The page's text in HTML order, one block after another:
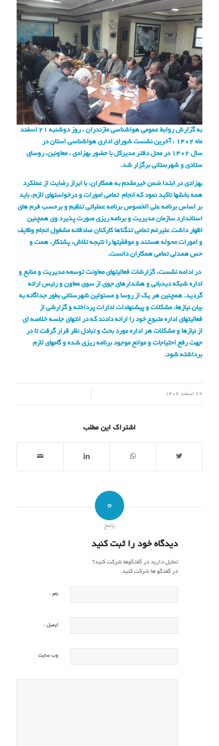
به گزارش روابط عمومی هواشناسی مازندران ، روز دوشنبه 21 اسفند
ماه ۱۴۰۲ ، آخرین نشست شورای اداری هواشناسی استان در
سال ۱۴۰۲ در محل دفتر مدیرکل با حضوربهزادی ، معاونین، روسای
ستادی و شهرستانی برگزار شد.
بهزادیدر ابتدا ضمن خیرمقدم به همکاران، با ابراز رضایت از عملکرد
همه بخشها تاکید نمود که انجام تمامی امورات و درخواستهای لازم، باید
بر اساس برنامه علی الخصوص برنامه عملیاتی تنظیم و برحسب فرم های
استاندارد سازمان مدیریت و برنامه ریزی صورت پذیرد وی همچنین
اظهار داشت علیرغم تمامی تنگناها کارکنان صادقانه مشغول انجام وظایف
و امورات محوله هستند و موفقیتها را نتیجه تلاش، پشتکار، همت و
حس همدلی تمامی همکاران دانست.
در ادامه نشست، گزارشات فعالیتهای معاونت توسعه مدیریت و منابع و
اداره شبکه دیدبانی و هشدارهای جوی از سوی معاون و رئیس ارائه
گردید. همچنین هر یک از روسا و مسئولین شهرستانی بطور جداگانه به
بیان نیازها، مشکلات و پیشنهادات ادارات پرداخته و گزارشی از
فعالیتهای اداره متبوع خود را ارائه دادند که در انتهای جلسه خلاصه ای
از نیازها و مشکلات هر اداره مورد بحث و تبادل نظر قرار گرفت تا در
جهت رفع احتیاجات و موانع موجود برنامه ریزی شده و گامهای لازم
برداشته شود.
22 اسفند 1402
اشتراک این مطلب
0
پاسخ
دیدگاه خود را ثبت کنید
تمایل دارید در گفتگوها شرکت کنید؟
در گفتگو ها شرکت کنید.
نام *
ایمیل *
وب‌ سایت